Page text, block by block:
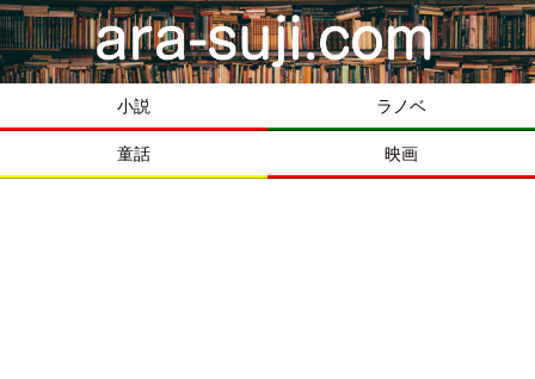
小説 ラノベ
童話 映画